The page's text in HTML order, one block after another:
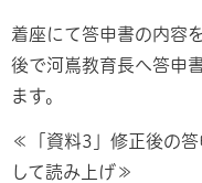
着座にて答申書の内容
後で河嶌教育長へ答申
ます。
≪「資料3」修正後の答
して読み上げ≫